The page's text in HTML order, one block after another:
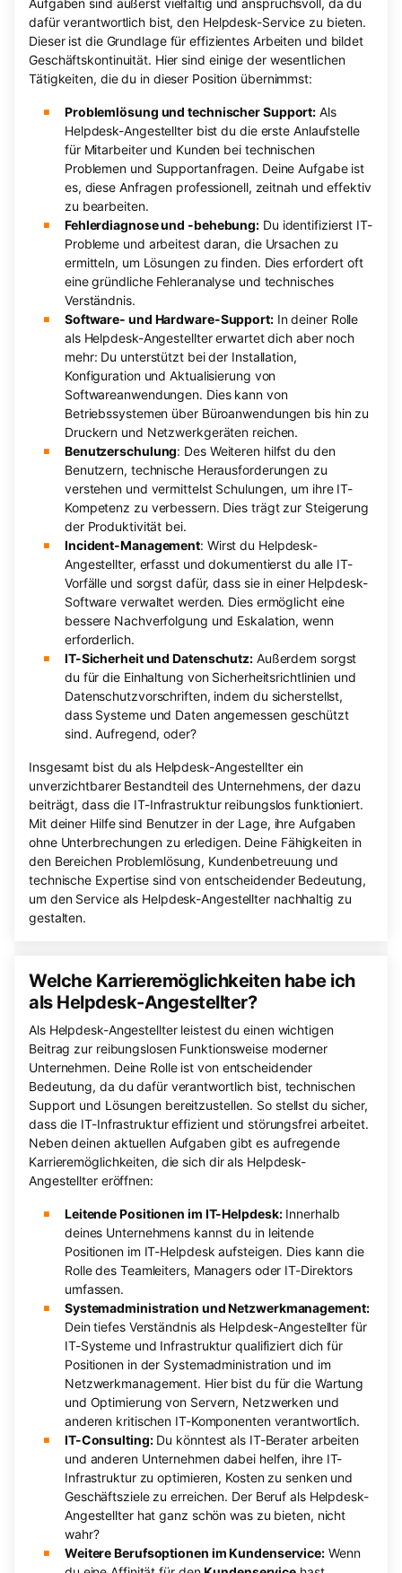
Aufgaben sind äußerst vielfältig und anspruchsvoll, da du
dafür verantwortlich bist, den Helpdesk-Service zu bieten.
Dieser ist die Grundlage für effizientes Arbeiten und bildet
Geschäftskontinuität. Hier sind einige der wesentlichen
Tätigkeiten, die du in dieser Position übernimmst:
Problemlösung und technischer Support: Als
Helpdesk-Angestellter bist du die erste Anlaufstelle
für Mitarbeiter und Kunden bei technischen
Problemen und Supportanfragen. Deine Aufgabe ist
es, diese Anfragen professionell, zeitnah und effektiv
zu bearbeiten.
Fehlerdiagnose und -behebung: Du identifizierst IT-
Probleme und arbeitest daran, die Ursachen zu
ermitteln, um Lösungen zu finden. Dies erfordert oft
eine gründliche Fehleranalyse und technisches
Verständnis.
Software- und Hardware-Support:In deiner Rolle
als Helpdesk-Angestellter erwartet dich aber noch
mehr: Du unterstützt bei der Installation,
Konfiguration und Aktualisierung von
Softwareanwendungen. Dies kann von
Betriebssystemen über Büroanwendungen bis hin zu
Druckern und Netzwerkgeräten reichen.
Benutzerschulung: Des Weiteren hilfst du den
Benutzern, technische Herausforderungen zu
verstehen und vermittelst Schulungen, um ihre IT-
Kompetenz zu verbessern. Dies trägt zur Steigerung
der Produktivität bei.
Incident-Management: Wirst du Helpdesk-
Angestellter, erfasst und dokumentierst du alle IT-
Vorfälle und sorgst dafür, dass sie in einer Helpdesk-
Software verwaltet werden. Dies ermöglicht eine
bessere Nachverfolgung und Eskalation, wenn
erforderlich.
IT-Sicherheit und Datenschutz:Außerdem sorgst
du für die Einhaltung von Sicherheitsrichtlinien und
Datenschutzvorschriften, indem du sicherstellst,
dass Systeme und Daten angemessen geschützt
sind. Aufregend, oder?
Insgesamt bist du als Helpdesk-Angestellter ein
unverzichtbarer Bestandteil des Unternehmens, der dazu
beiträgt, dass die IT-Infrastruktur reibungslos funktioniert.
Mit deiner Hilfe sind Benutzer in der Lage, ihre Aufgaben
ohne Unterbrechungen zu erledigen. Deine Fähigkeiten in
den Bereichen Problemlösung, Kundenbetreuung und
technische Expertise sind von entscheidender Bedeutung,
um den Service als Helpdesk-Angestellter nachhaltig zu
gestalten.
Welche Karrieremöglichkeiten habe ich
als Helpdesk-Angestellter?
Als Helpdesk-Angestellter leistest du einen wichtigen
Beitrag zur reibungslosen Funktionsweise moderner
Unternehmen. Deine Rolle ist von entscheidender
Bedeutung, da du dafür verantwortlich bist, technischen
Support und Lösungen bereitzustellen. So stellst du sicher,
dass die IT-Infrastruktur effizient und störungsfrei arbeitet.
Neben deinen aktuellen Aufgaben gibt es aufregende
Karrieremöglichkeiten, die sich dir als Helpdesk-
Angestellter eröffnen:
Leitende Positionen im IT-Helpdesk:Innerhalb
deines Unternehmens kannst du in leitende
Positionen im IT-Helpdesk aufsteigen. Dies kann die
Rolle des Teamleiters, Managers oder IT-Direktors
umfassen.
Systemadministration und Netzwerkmanagement:
Dein tiefes Verständnis als Helpdesk-Angestellter für
IT-Systeme und Infrastruktur qualifiziert dich für
Positionen in der Systemadministration und im
Netzwerkmanagement. Hier bist du für die Wartung
und Optimierung von Servern, Netzwerken und
anderen kritischen IT-Komponenten verantwortlich.
IT-Consulting:Du könntest als IT-Berater arbeiten
und anderen Unternehmen dabei helfen, ihre IT-
Infrastruktur zu optimieren, Kosten zu senken und
Geschäftsziele zu erreichen. Der Beruf als Helpdesk-
Angestellter hat ganz schön was zu bieten, nicht
wahr?
Weitere Berufsoptionen im Kundenservice:Wenn